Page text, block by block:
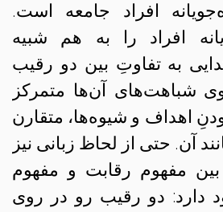
افراد جامعه است.
افراد را به هم شبیه
به تفاوتِ بین دو رقیب
شباهت‌های آن‌ها متمرکز
اهداف و شیوه‌ها، متقارن
آن. حتی از لحاظ زبانی نیز
بین مفهوم رقابت و مفهوم
دارد: دو رقیب رو در روی